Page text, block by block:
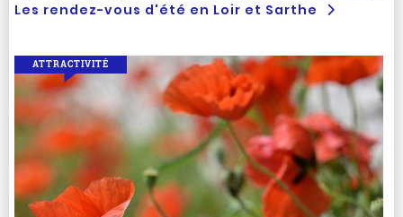
Les rendez-vous d'été en Loir et Sarthe
ATTRACTIVITÉ